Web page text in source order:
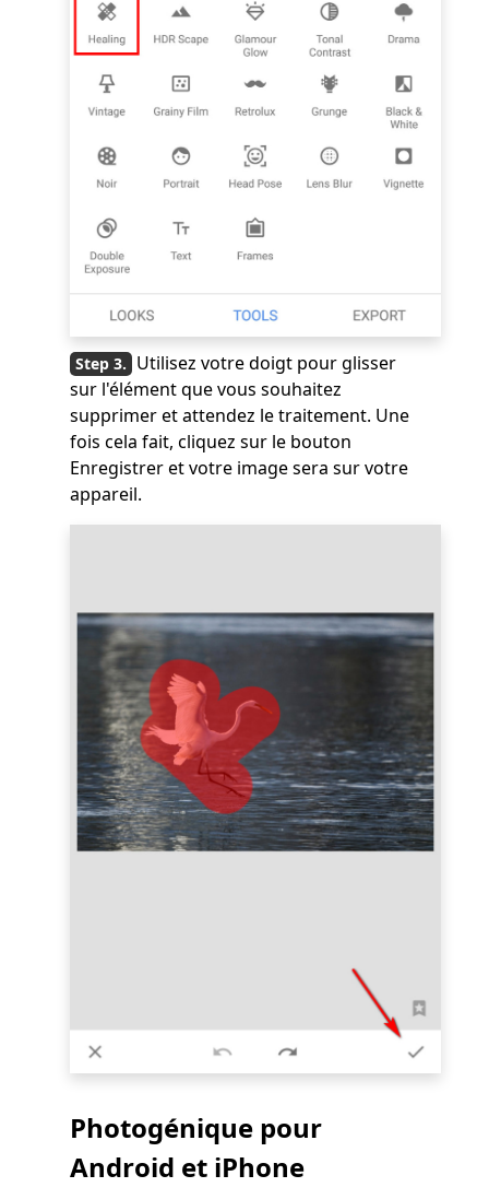
Utilisez votre doigt pour glisser
sur l'élément que vous souhaitez
supprimer et attendez le traitement. Une
fois cela fait, cliquez sur le bouton
Enregistrer et votre image sera sur votre
appareil.
Photogénique pour
Android et iPhone